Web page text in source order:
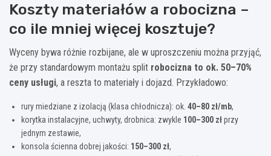
Koszty materiałów a robocizna –
co ile mniej więcej kosztuje?
Wyceny bywa różnie rozbijane, ale w uproszczeniu można przyjąć,
że przy standardowym montażu split robocizna to ok. 50–70%
ceny usługi, a reszta to materiały i dojazd. Przykładowo:
rury miedziane z izolacją (klasa chłodnicza): ok. 40–80 zł/mb,
korytka instalacyjne, uchwyty, drobnica: zwykle 100–300 złprzy
jednym zestawie,
konsola ścienna dobrej jakości: 150–300 zł,